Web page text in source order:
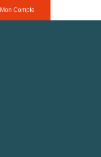
Mon Compte